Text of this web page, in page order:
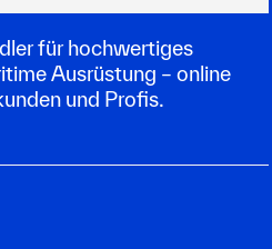
für hochwertiges
Ausrüstung – online
und Profis.